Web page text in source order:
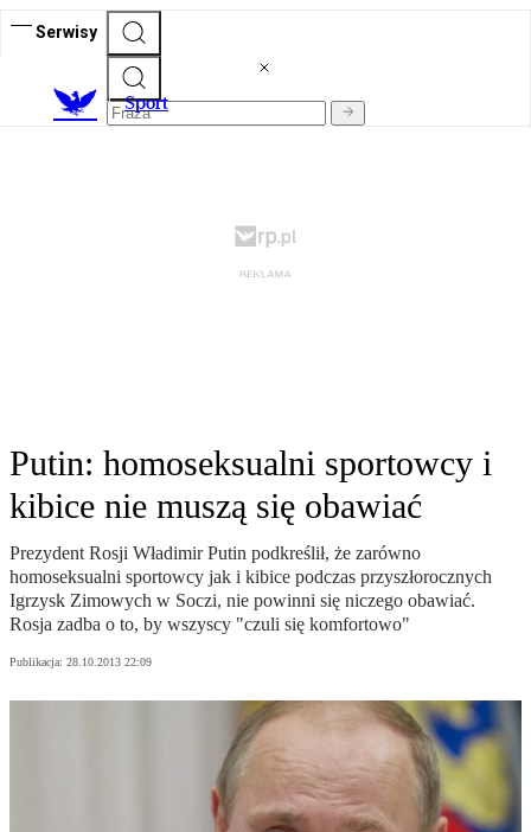
Serwisy
Sport
Putin: homoseksualni sportowcy i
kibice nie muszą się obawiać
Prezydent Rosji Władimir Putin podkreślił, że zarówno
homoseksualni sportowcy jak i kibice podczas przyszłorocznych
Igrzysk Zimowych w Soczi, nie powinni się niczego obawiać.
Rosja zadba o to, by wszyscy "czuli się komfortowo"
Publikacja: 28.10.2013 22:09